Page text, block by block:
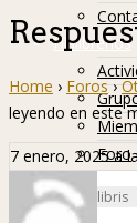
Hislibreños
Foro
Home › Foros ›
leyendo en este
7 enero, 2025 a